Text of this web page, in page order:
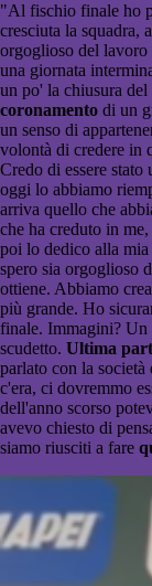
"Al fischio finale ho
cresciuta la squadra,
orgoglioso del
una giornata
un po' la chiusura
coronamento di un
un senso di
volontà di credere in
Credo di essere
oggi lo abbiamo
arriva quello che
che ha creduto in
poi lo dedico alla
spero sia orgoglioso
ottiene. Abbiamo
più grande. Ho
finale. Immagini? Un
scudetto. Ultima
parlato con la
c'era, ci dovremmo
dell'anno scorso
avevo chiesto di
siamo riusciti a fare